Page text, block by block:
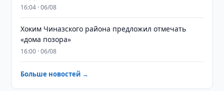
16:04 · 06/08
Хоким Чиназского района предложил отмечать
«дома позора»
16:00 · 06/08
Больше новостей →